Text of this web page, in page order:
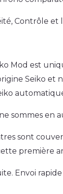
Contrôle et
Mod est
Seiko et
sommes en
sont
première
Envoi